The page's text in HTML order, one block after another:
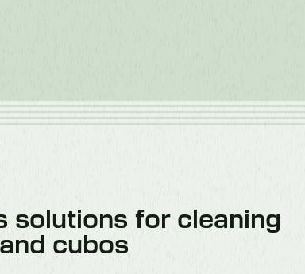
solutions for cleaning
cubos